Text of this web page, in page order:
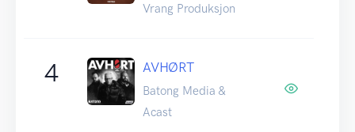
Vrang Produksjon
4 AVHØRT
Batong Media &
Acast